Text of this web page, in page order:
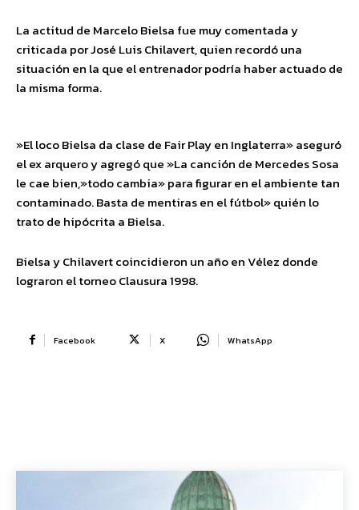
La actitud de Marcelo Bielsa fue muy comentada y
criticada por José Luis Chilavert, quien recordó una
situación en la que el entrenador podría haber actuado de
la misma forma.
»El loco Bielsa da clase de Fair Play en Inglaterra» aseguró
el ex arquero y agregó que »La canción de Mercedes Sosa
le cae bien,»todo cambia» para figurar en el ambiente tan
contaminado. Basta de mentiras en el fútbol» quién lo
trato de hipócrita a Bielsa.
Bielsa y Chilavert coincidieron un año en Vélez donde
lograron el torneo Clausura 1998.
Facebook X WhatsApp